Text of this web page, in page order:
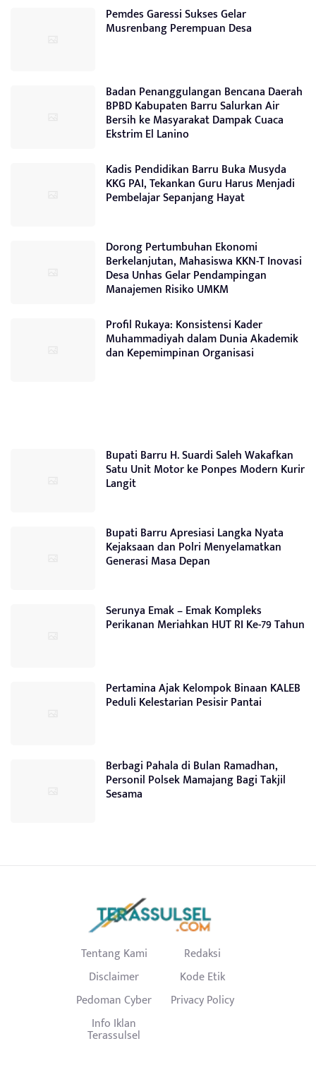
Pemdes Garessi Sukses Gelar
Musrenbang Perempuan Desa
Badan Penanggulangan Bencana Daerah
BPBD Kabupaten Barru Salurkan Air
Bersih ke Masyarakat Dampak Cuaca
Ekstrim El Lanino
Kadis Pendidikan Barru Buka Musyda
KKG PAI, Tekankan Guru Harus Menjadi
Pembelajar Sepanjang Hayat
Dorong Pertumbuhan Ekonomi
Berkelanjutan, Mahasiswa KKN-T Inovasi
Desa Unhas Gelar Pendampingan
Manajemen Risiko UMKM
Profil Rukaya: Konsistensi Kader
Muhammadiyah dalam Dunia Akademik
dan Kepemimpinan Organisasi
Bupati Barru H. Suardi Saleh Wakafkan
Satu Unit Motor ke Ponpes Modern Kurir
Langit
Bupati Barru Apresiasi Langka Nyata
Kejaksaan dan Polri Menyelamatkan
Generasi Masa Depan
Serunya Emak – Emak Kompleks
Perikanan Meriahkan HUT RI Ke-79 Tahun
Pertamina Ajak Kelompok Binaan KALEB
Peduli Kelestarian Pesisir Pantai
Berbagi Pahala di Bulan Ramadhan,
Personil Polsek Mamajang Bagi Takjil
Sesama
Tentang Kami
Redaksi
Disclaimer
Kode Etik
Pedoman Cyber
Privacy Policy
Info Iklan
Terassulsel